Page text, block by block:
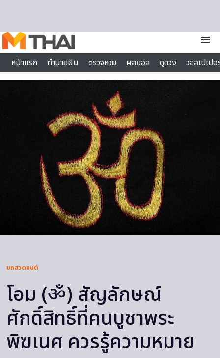
menu
หน้าแรก
ทำนายฝัน ตรวจหวย ผลบอล ดูดวง
วอลเปเป
ไลฟ์สไตล์
บทสวดมนต์
โอม (ॐ) สัญลักษณ์
ศักดิ์สิทธิ์ที่คนบูชาพระ
พิฆเนศ ควรรู้ความหมาย